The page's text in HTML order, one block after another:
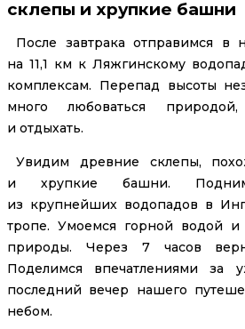
склепы и хрупкие башни
После завтрака отправимся в
на 11,1 км к Ляжгинскому
комплексам. Перепад высоты
много любоваться природой,
и отдыхать.
Увидим древние склепы,
и хрупкие башни.
из крупнейших водопадов в
тропе. Умоемся горной водой и
природы. Через 7 часов
Поделимся впечатлениями за
последний вечер нашего
небом.